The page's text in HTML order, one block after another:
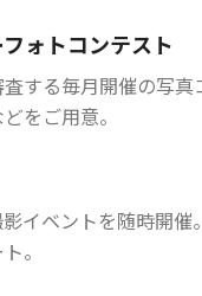
ォトコンテスト
する毎月開催の写真
をご用意。
イベントを随時開催
。